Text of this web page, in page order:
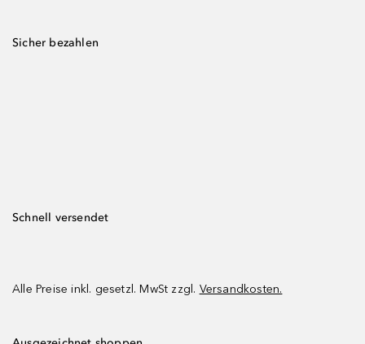
Sicher bezahlen
Schnell versendet
Alle Preise inkl. gesetzl. MwSt zzgl. Versandkosten.